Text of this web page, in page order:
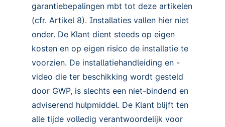
garantiebepalingen mbt tot deze artikelen
(cfr. Artikel 8). Installaties vallen hier niet
onder. De Klant dient steeds op eigen
kosten en op eigen risico de installatie te
voorzien. De installatiehandleiding en -
video die ter beschikking wordt gesteld
door GWP, is slechts een niet-bindend en
adviserend hulpmiddel. De Klant blijft ten
alle tijde volledig verantwoordelijk voor